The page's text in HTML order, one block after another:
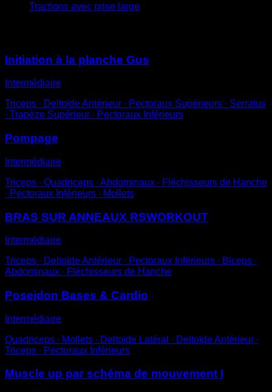
Tractions avec prise large
Initiation à la planche Gus
Intermédiaire
Triceps ∙ Deltoïde Antérieur ∙ Pectoraux Supérieurs ∙ Serratus
∙ Trapèze Supérieur ∙ Pectoraux Inférieurs
Pompage
Intermédiaire
Triceps ∙ Quadriceps ∙ Abdominaux ∙ Fléchisseurs de Hanche
∙ Pectoraux Inférieurs ∙ Mollets
BRAS SUR ANNEAUX RSWORKOUT
Intermédiaire
Triceps ∙ Deltoïde Antérieur ∙ Pectoraux Inférieurs ∙ Biceps ∙
Abdominaux ∙ Fléchisseurs de Hanche
Poseidon Bases & Cardio
Intermédiaire
Quadriceps ∙ Mollets ∙ Deltoïde Latéral ∙ Deltoïde Antérieur ∙
Triceps ∙ Pectoraux Inférieurs
Muscle up par schéma de mouvement I